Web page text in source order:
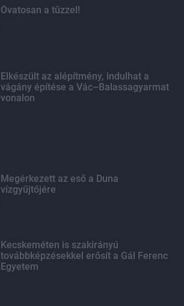
Óvatosan a tűzzel!
Elkészült az alépítmény, indulhat a
vágány építése a Vác–Balassagyarmat
vonalon
Megérkezett az eső a Duna
vízgyűjtőjére
Kecskeméten is szakirányú
továbbképzésekkel erősít a Gál Ferenc
Egyetem